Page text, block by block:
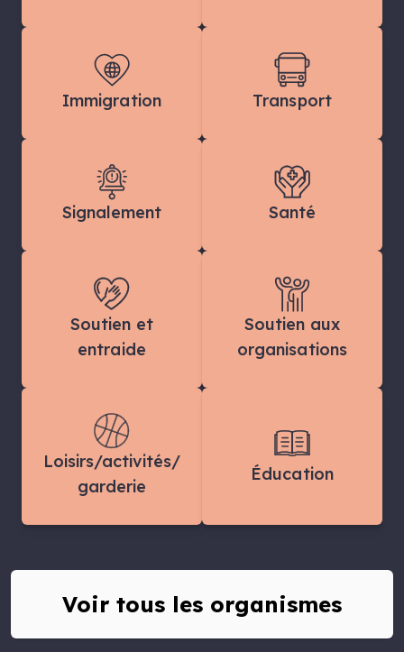
Immigration Transport
Signalement Santé
Soutien et
entraide
Soutien aux
organisations
Loisirs/activités/
garderie
Éducation
Voir tous les organismes